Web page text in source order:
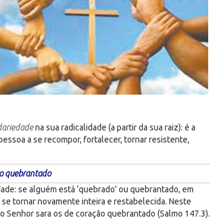
na sua radicalidade (a partir da sua raiz): é a
a se recompor, fortalecer, tornar resistente,
quebrantado
se alguém está ‘quebrado’ ou quebrantado, em
tornar novamente inteira e restabelecida. Neste
sara os de coração quebrantado (Salmo 147.3).